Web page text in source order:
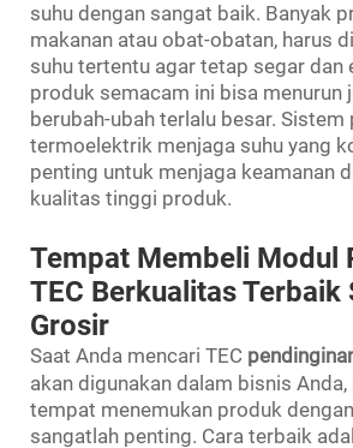
suhu dengan sangat baik. Banyak
makanan atau obat-obatan, harus
suhu tertentu agar tetap segar dan
produk semacam ini bisa menurun
berubah-ubah terlalu besar. Sistem
termoelektrik menjaga suhu yang
penting untuk menjaga keamanan
kualitas tinggi produk.
Tempat Membeli Modul
TEC Berkualitas Terbaik
Grosir
Saat Anda mencari TEC
akan digunakan dalam bisnis
tempat menemukan produk
sangatlah penting. Cara terbaik